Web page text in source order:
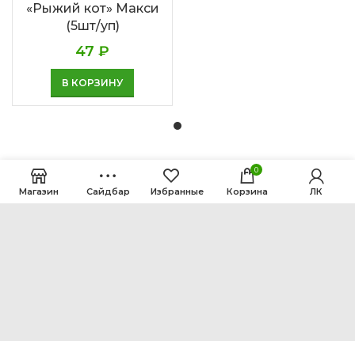
«Рыжий кот» Макси
(5шт/уп)
47 ₽
В КОРЗИНУ
Магазин Сайдбар Избранные
0
Корзина ЛК